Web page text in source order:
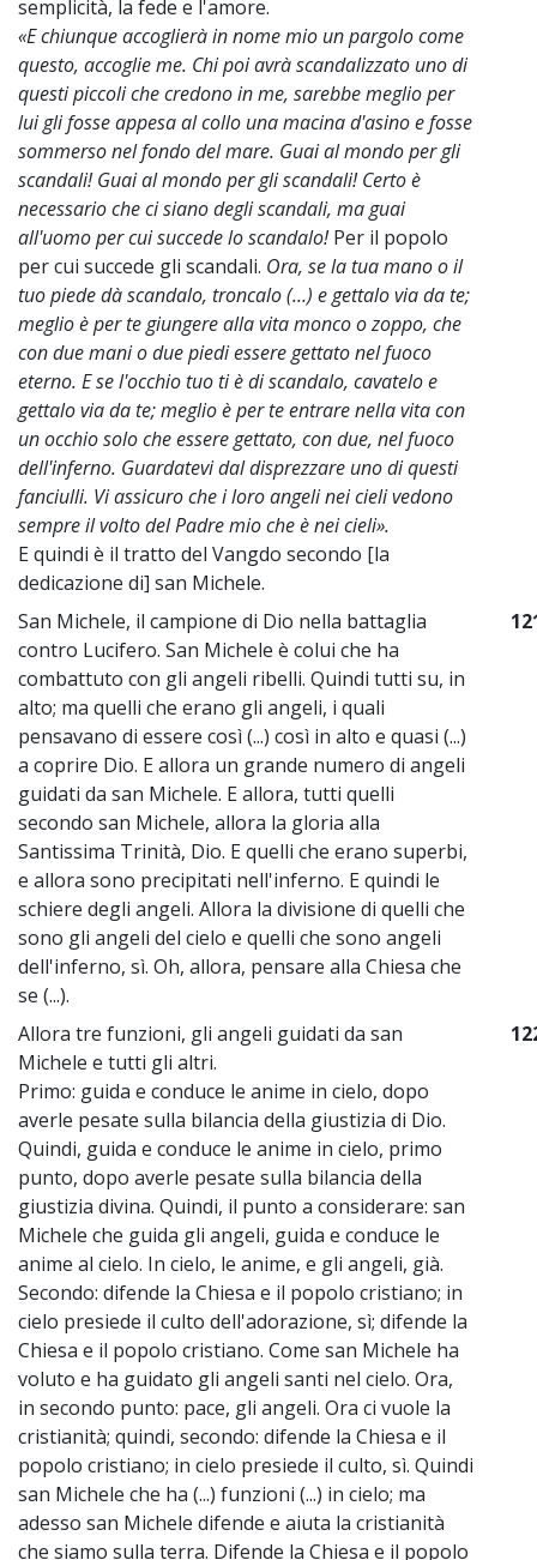
semplicità, la fede e l'amore.
«E chiunque accoglierà in nome mio un pargolo come
questo, accoglie me. Chi poi avrà scandalizzato uno di
questi piccoli che credono in me, sarebbe meglio per
lui gli fosse appesa al collo una macina d'asino e fosse
sommerso nel fondo del mare. Guai al mondo per gli
scandali! Guai al mondo per gli scandali! Certo è
necessario che ci siano degli scandali, ma guai
all'uomo per cui succede lo scandalo!Per il popolo
per cui succede gli scandali. Ora, se la tua mano o il
tuo piede dà scandalo, troncalo (...) e gettalo via da te;
meglio è per te giungere alla vita monco o zoppo, che
con due mani o due piedi essere gettato nel fuoco
eterno. E se l'occhio tuo ti è di scandalo, cavatelo e
gettalo via da te; meglio è per te entrare nella vita con
un occhio solo che essere gettato, con due, nel fuoco
dell'inferno. Guardatevi dal disprezzare uno di questi
fanciulli. Vi assicuro che i loro angeli nei cieli vedono
sempre il volto del Padre mio che è nei cieli».
E quindi è il tratto del Vangdo secondo [la
dedicazione di] san Michele.
San Michele, il campione di Dio nella battaglia
contro Lucifero. San Michele è colui che ha
combattuto con gli angeli ribelli. Quindi tutti su, in
alto; ma quelli che erano gli angeli, i quali
pensavano di essere così (...) così in alto e quasi (...)
a coprire Dio. E allora un grande numero di angeli
guidati da san Michele. E allora, tutti quelli
secondo san Michele, allora la gloria alla
Santissima Trinità, Dio. E quelli che erano superbi,
e allora sono precipitati nell'inferno. E quindi le
schiere degli angeli. Allora la divisione di quelli che
sono gli angeli del cielo e quelli che sono angeli
dell'inferno, sì. Oh, allora, pensare alla Chiesa che
se (...).
Allora tre funzioni, gli angeli guidati da san
Michele e tutti gli altri.
Primo: guida e conduce le anime in cielo, dopo
averle pesate sulla bilancia della giustizia di Dio.
Quindi, guida e conduce le anime in cielo, primo
punto, dopo averle pesate sulla bilancia della
giustizia divina. Quindi, il punto a considerare: san
Michele che guida gli angeli, guida e conduce le
anime al cielo. In cielo, le anime, e gli angeli, già.
Secondo: difende la Chiesa e il popolo cristiano; in
cielo presiede il culto dell'adorazione, sì; difende la
Chiesa e il popolo cristiano. Come san Michele ha
voluto e ha guidato gli angeli santi nel cielo. Ora,
in secondo punto: pace, gli angeli. Ora ci vuole la
cristianità; quindi, secondo: difende la Chiesa e il
popolo cristiano; in cielo presiede il culto, sì. Quindi
san Michele che ha (...) funzioni (...) in cielo; ma
adesso san Michele difende e aiuta la cristianità
che siamo sulla terra. Difende la Chiesa e il popolo